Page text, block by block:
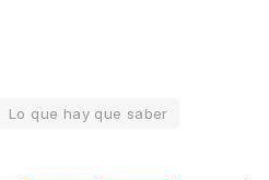
Lo que hay que saber